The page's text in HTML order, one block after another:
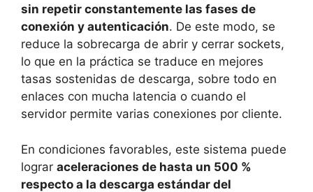
sin repetir constantemente las fases de
conexión y autenticación. De este modo, se
reduce la sobrecarga de abrir y cerrar sockets,
lo que en la práctica se traduce en mejores
tasas sostenidas de descarga, sobre todo en
enlaces con mucha latencia o cuando el
servidor permite varias conexiones por cliente.
En condiciones favorables, este sistema puede
lograr aceleraciones de hasta un 500 %
respecto a la descarga estándar del